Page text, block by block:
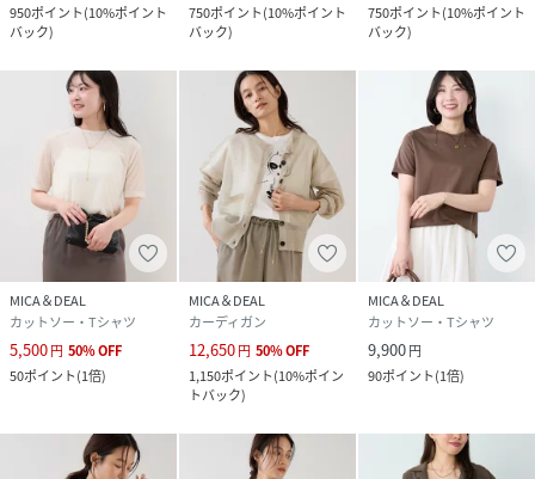
950ポイント(10%ポイント
バック)
750ポイント(10%ポイント
バック)
750ポイント(10%ポイント
バック)
MICA＆DEAL
カットソー・Tシャツ
5,500円 50%OFF
50ポイント(1倍)
MICA＆DEAL
カーディガン
12,650円 50%OFF
1,150ポイント(10%ポイン
トバック)
MICA＆DEAL
カットソー・Tシャツ
9,900円
90ポイント(1倍)